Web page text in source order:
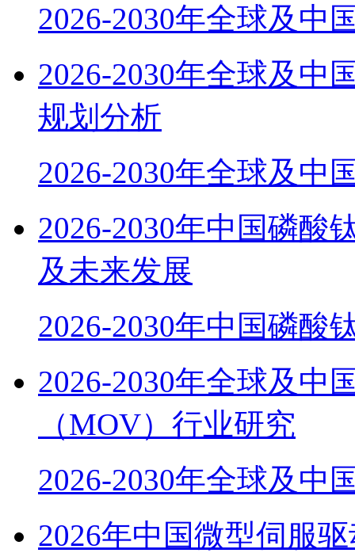
2026-2030年全球及中
2026-2030年全球及中
规划分析
2026-2030年全球及中
2026-2030年中国磷酸
及未来发展
2026-2030年中国磷酸
2026-2030年全球及中
（MOV）行业研究
2026-2030年全球及中
2026年中国微型伺服